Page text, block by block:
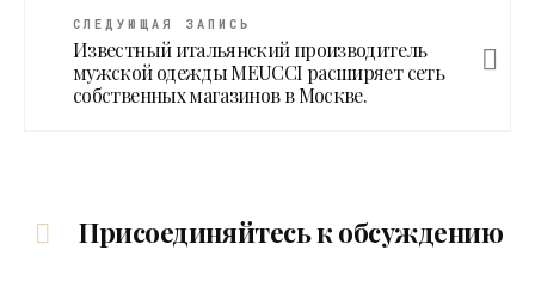
СЛЕДУЮЩАЯ ЗАПИСЬ
Известный итальянский производитель
мужской одежды MEUCCI расширяет сеть
собственных магазинов в Москве.
Присоединяйтесь к обсуждению